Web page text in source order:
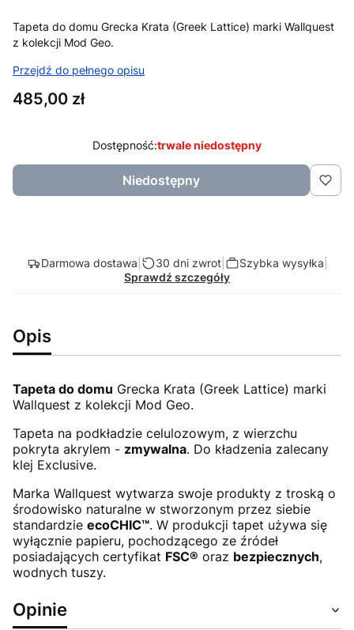
Tapeta do domu Grecka Krata (Greek Lattice) marki Wallquest
z kolekcji Mod Geo.
Przejdź do pełnego opisu
Cena
485,00 zł
Dostępność:trwale niedostępny
Niedostępny
Darmowa dostawa 30 dni zwrot| Szybka wysyłka
Sprawdź szczegóły
Opis
Tapeta do domu Grecka Krata (Greek Lattice) marki
Wallquest z kolekcji Mod Geo.
Tapeta na podkładzie celulozowym, z wierzchu
pokryta akrylem - zmywalna. Do kładzenia zalecany
klej Exclusive.
Marka Wallquest wytwarza swoje produkty z troską o
środowisko naturalne w stworzonym przez siebie
standardzie ecoCHIC™. W produkcji tapet używa się
wyłącznie papieru, pochodzącego ze źródeł
posiadających certyfikat FSC® oraz bezpiecznych,
wodnych tuszy.
Opinie